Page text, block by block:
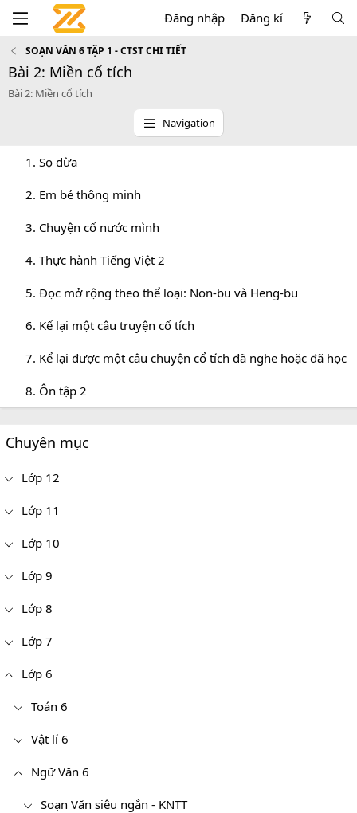
Đăng nhập Đăng kí
SOẠN VĂN 6 TẬP 1 - CTST CHI TIẾT
Bài 2: Miền cổ tích
Bài 2: Miền cổ tích
Navigation
1. Sọ dừa
2. Em bé thông minh
3. Chuyện cổ nước mình
4. Thực hành Tiếng Việt 2
5. Đọc mở rộng theo thể loại: Non-bu và Heng-bu
6. Kể lại một câu truyện cổ tích
7. Kể lại được một câu chuyện cổ tích đã nghe hoặc đã học
8. Ôn tập 2
Chuyên mục
Lớp 12
Lớp 11
Lớp 10
Lớp 9
Lớp 8
Lớp 7
Lớp 6
Toán 6
Vật lí 6
Ngữ Văn 6
Soạn Văn siêu ngắn - KNTT